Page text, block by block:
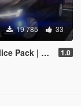
19 785 33
| ELS 1.0